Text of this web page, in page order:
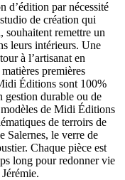
d’édition par nécessité
de création qui
souhaitent remettre un
leurs intérieurs. Une
à l’artisanat en
premières
Éditions sont 100%
gestion durable ou de
de Midi Éditions
de terroirs de
Salernes, le verre de
Chaque pièce est
long pour redonner vie